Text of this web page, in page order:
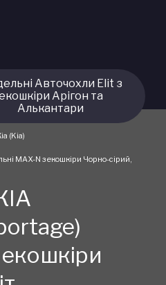
Авточохли Elit з
Арігон та
Алькантари
(Kia)
MAX-N з екошкіри Чорно-сірий,